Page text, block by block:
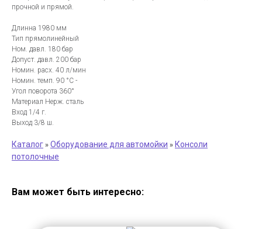
прочной и прямой.
Длинна 1980 мм
Тип прямолинейный
Ном. давл. 180 бар
Допуст. давл. 200 бар
Номин. расх. 40 л/мин
Номин. темп. 90 °C -
Угол поворота 360°
Материал Нерж. сталь
Вход 1/4 г.
Выход 3/8 ш.
Каталог » Оборудование для автомойки » Консоли
потолочные
Вам может быть интересно: